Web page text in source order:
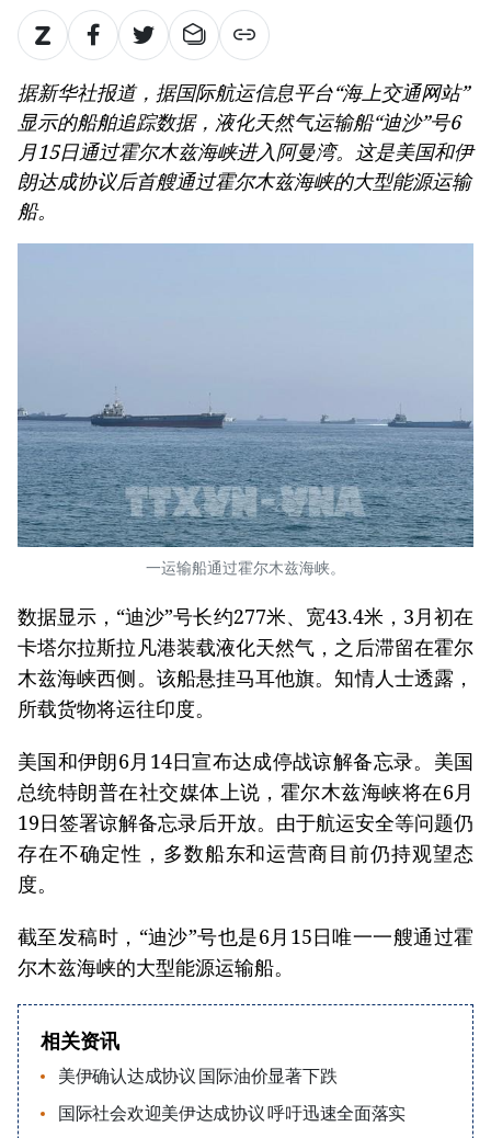
据新华社报道，据国际航运信息平台“海上交通网站”
显示的船舶追踪数据，液化天然气运输船“迪沙”号6
月15日通过霍尔木兹海峡进入阿曼湾。这是美国和伊
朗达成协议后首艘通过霍尔木兹海峡的大型能源运输
船。
一运输船通过霍尔木兹海峡。
数据显示，“迪沙”号长约277米、宽43.4米，3月初在
卡塔尔拉斯拉凡港装载液化天然气，之后滞留在霍尔
木兹海峡西侧。该船悬挂马耳他旗。知情人士透露，
所载货物将运往印度。
美国和伊朗6月14日宣布达成停战谅解备忘录。美国
总统特朗普在社交媒体上说，霍尔木兹海峡将在6月
19日签署谅解备忘录后开放。由于航运安全等问题仍
存在不确定性，多数船东和运营商目前仍持观望态
度。
截至发稿时，“迪沙”号也是6月15日唯一一艘通过霍
尔木兹海峡的大型能源运输船。
相关资讯
美伊确认达成协议 国际油价显著下跌
国际社会欢迎美伊达成协议 呼吁迅速全面落实